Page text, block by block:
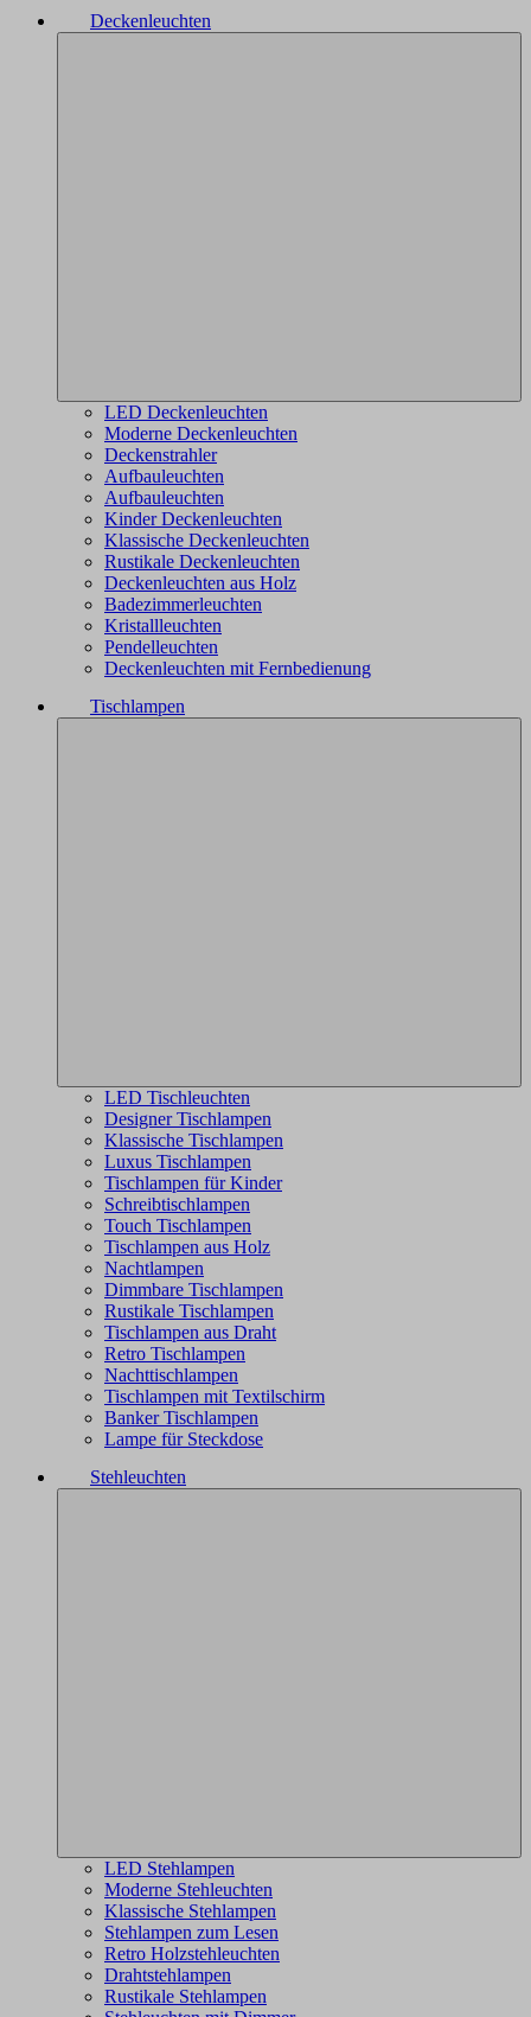
Deckenleuchten
LED Deckenleuchten
Moderne Deckenleuchten
Deckenstrahler
Aufbauleuchten
Aufbauleuchten
Kinder Deckenleuchten
Klassische Deckenleuchten
Rustikale Deckenleuchten
Deckenleuchten aus Holz
Badezimmerleuchten
Kristallleuchten
Pendelleuchten
Deckenleuchten mit Fernbedienung
Tischlampen
LED Tischleuchten
Designer Tischlampen
Klassische Tischlampen
Luxus Tischlampen
Tischlampen für Kinder
Schreibtischlampen
Touch Tischlampen
Tischlampen aus Holz
Nachtlampen
Dimmbare Tischlampen
Rustikale Tischlampen
Tischlampen aus Draht
Retro Tischlampen
Nachttischlampen
Tischlampen mit Textilschirm
Banker Tischlampen
Lampe für Steckdose
Stehleuchten
LED Stehlampen
Moderne Stehleuchten
Klassische Stehlampen
Stehlampen zum Lesen
Retro Holzstehleuchten
Drahtstehlampen
Rustikale Stehlampen